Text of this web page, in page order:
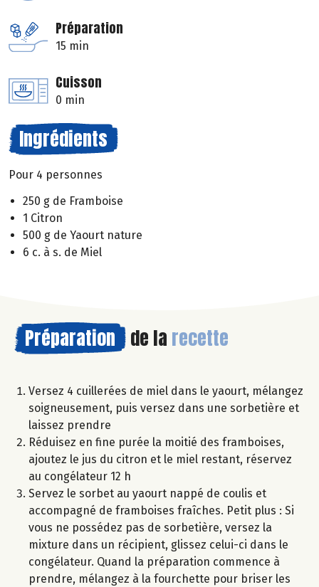
Préparation
15 min
Cuisson
0 min
Ingrédients
Pour 4 personnes
250 g de Framboise
1 Citron
500 g de Yaourt nature
6 c. à s. de Miel
Préparation de la recette
Versez 4 cuillerées de miel dans le yaourt, mélangez
soigneusement, puis versez dans une sorbetière et
laissez prendre
Réduisez en fine purée la moitié des framboises,
ajoutez le jus du citron et le miel restant, réservez
au congélateur 12 h
Servez le sorbet au yaourt nappé de coulis et
accompagné de framboises fraîches. Petit plus : Si
vous ne possédez pas de sorbetière, versez la
mixture dans un récipient, glissez celui-ci dans le
congélateur. Quand la préparation commence à
prendre, mélangez à la fourchette pour briser les